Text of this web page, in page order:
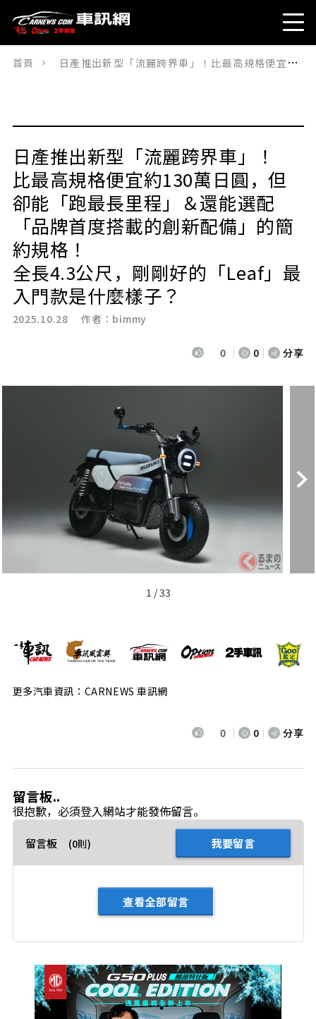
首頁 日產推出新型「流麗跨界車」！比最高規格便宜約130萬日圓，但卻能「跑最長里程」＆還能選配「品牌首度搭載的創新配備」的簡約規格！全長4.3公尺，剛剛好的「Leaf」最入門款是什麼樣子？
日產推出新型「流麗跨界車」！
比最高規格便宜約130萬日圓，但
卻能「跑最長里程」＆還能選配
「品牌首度搭載的創新配備」的簡
約規格！
全長4.3公尺，剛剛好的「Leaf」最
入門款是什麼樣子？
2025.10.28 作者： bimmy
0 0 分享
1 / 33
更多汽車資訊：CARNEWS 車訊網
0 0 分享
留言板..
很抱歉，必須登入網站才能發佈留言。
留言板 (0則) 我要留言
查看全部留言